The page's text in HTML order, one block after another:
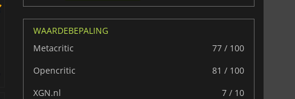
WAARDEBEPALING
Metacritic
77 / 100
Opencritic
81 / 100
XGN.nl
7 / 10